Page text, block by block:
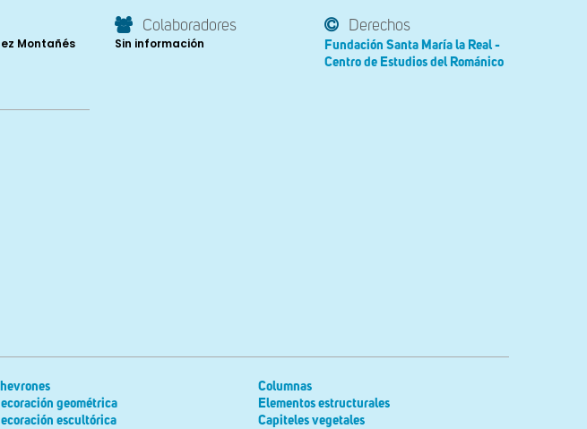
Montañés
Colaboradores
Sin información
Derechos
Fundación Santa María la Real -
Centro de Estudios del Románico
geométrica
escultórica
Columnas
Elementos estructurales
Capiteles vegetales